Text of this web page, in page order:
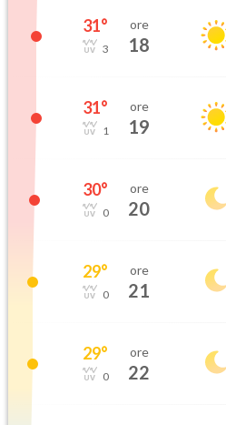
31°
3
ore
18
31°
1
ore
19
30°
0
ore
20
29°
0
ore
21
29°
0
ore
22